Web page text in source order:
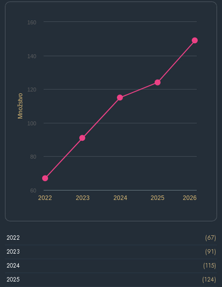
Množstvo
2022 2024 2026
2023 2025
60
80
100
120
140
160
2022
(67)
2023
(91)
2024
(115)
2025
(124)